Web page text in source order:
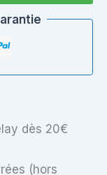
dès 20€
(hors